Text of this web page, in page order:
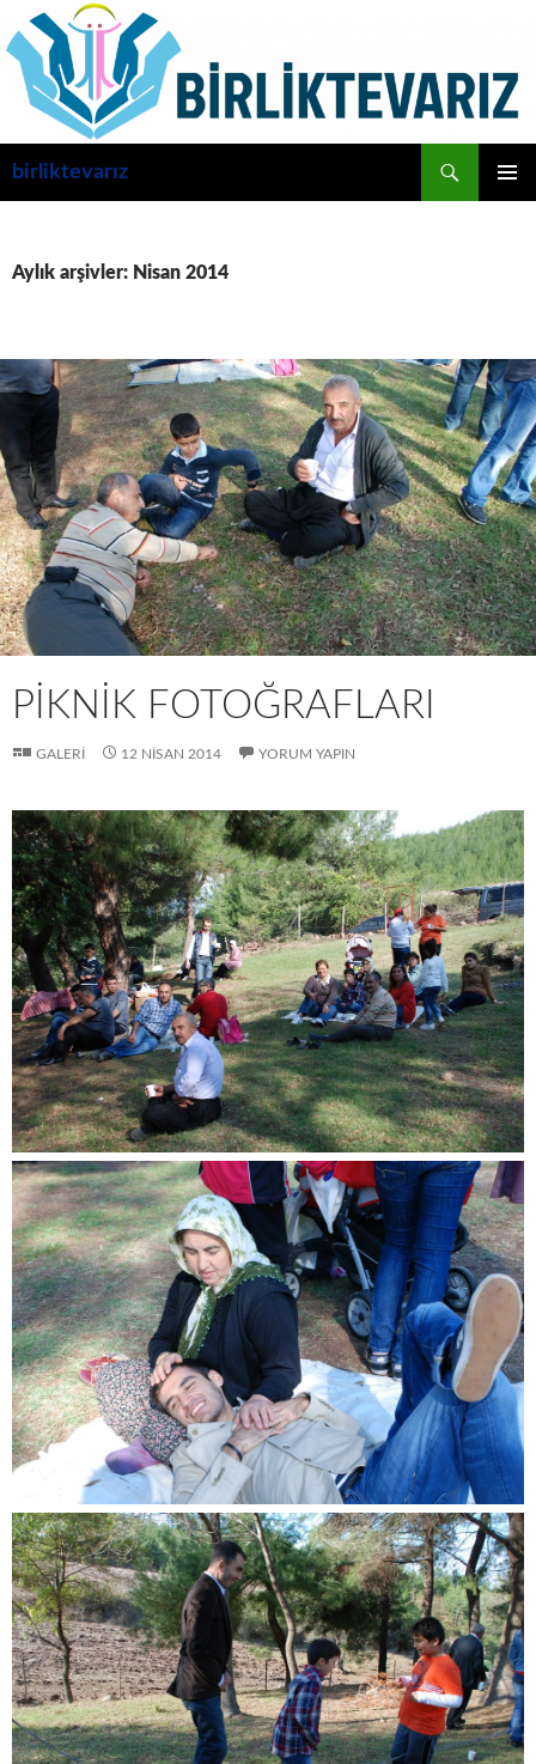
İçeriğe
atla
birliktevarız
Aylık arşivler: Nisan 2014
PIKNIK FOTOĞRAFLARI
GALERI 12 NISAN 2014 YORUM YAPIN